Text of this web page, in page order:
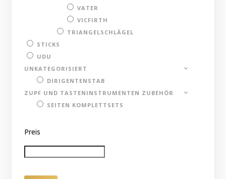
VATER
VICFIRTH
TRIANGELSCHLÄGEL
STICKS
UDU
UNKATEGORISIERT
DIRIGENTENSTAB
ZUPF UND TASTENINSTRUMENTEN ZUBEHÖR
SEITEN KOMPLETTSETS
Preis